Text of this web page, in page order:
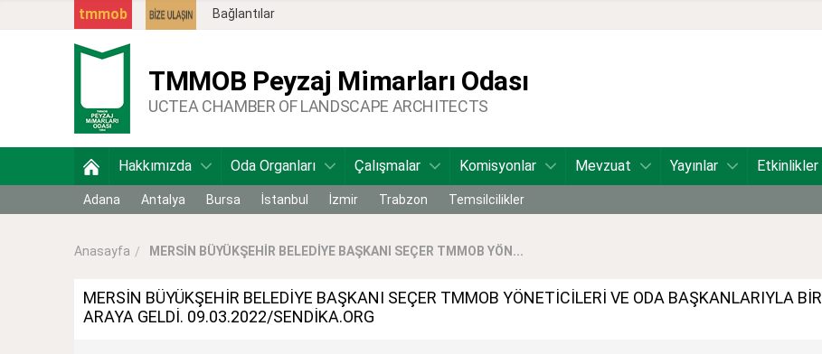
Bağlantılar
tmmob
TMMOB Peyzaj Mimarları Odası
UCTEA CHAMBER OF LANDSCAPE ARCHITECTS
Hakkımızda Oda Organları Çalışmalar Komisyonlar Mevzuat Yayınlar Etkinlikler
Adana Antalya Bursa İstanbul İzmir Trabzon Temsilcilikler
Anasayfa MERSİN BÜYÜKŞEHİR BELEDİYE BAŞKANI SEÇER TMMOB YÖN...
MERSİN BÜYÜKŞEHİR BELEDİYE BAŞKANI SEÇER TMMOB YÖNETİCİLERİ VE ODA BAŞKANLARIYLA BİR
ARAYA GELDİ. 09.03.2022/SENDİKA.ORG